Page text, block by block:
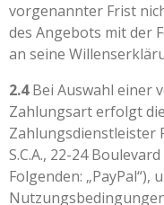
vorgenannter Frist
des Angebots mit der
an seine
2.4Bei Auswahl einer
Zahlungsart erfolgt
Zahlungsdienstleister
S.C.A., 22-24
Folgenden: „PayPal“),